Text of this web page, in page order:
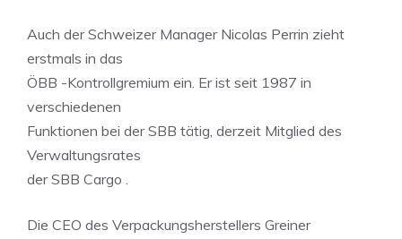
Auch der Schweizer Manager Nicolas Perrin zieht
erstmals in das
ÖBB -Kontrollgremium ein. Er ist seit 1987 in
verschiedenen
Funktionen bei der SBB tätig, derzeit Mitglied des
Verwaltungsrates
der SBB Cargo .
Die CEO des Verpackungsherstellers Greiner